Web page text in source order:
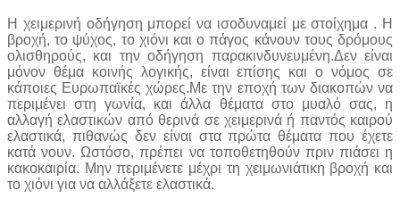
Η χειμερινή οδήγηση μπορεί να ισοδυναμεί με στοίχημα . Η
βροχή, το ψύχος, το χιόνι και ο πάγος κάνουν τους δρόμους
ολισθηρούς, και την οδήγηση παρακινδυνευμένη.Δεν είναι
μόνον θέμα κοινής λογικής, είναι επίσης και ο νόμος σε
κάποιες Ευρωπαϊκές χώρες.Με την εποχή των διακοπών να
περιμένει στη γωνία, και άλλα θέματα στο μυαλό σας, η
αλλαγή ελαστικών από θερινά σε χειμερινά ή παντός καιρού
ελαστικά, πιθανώς δεν είναι στα πρώτα θέματα που έχετε
κατά νουν. Ωστόσο, πρέπει να τοποθετηθούν πριν πιάσει η
κακοκαιρία. Μην περιμένετε μέχρι τη χειμωνιάτικη βροχή και
το χιόνι για να αλλάξετε ελαστικά.